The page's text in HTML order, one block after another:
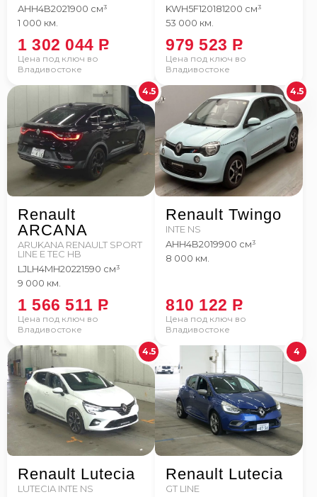
AHH4B2021900 см³
1 000 км.
Цена под ключ во
Владивостоке
1 302 044 P
KWH5F120181200 см³
53 000 км.
Цена под ключ во
Владивостоке
979 523 P
4.5
Renault
ARCANA
ARUKANA RENAULT SPORT
LINE E TEC HB
LJLH4MH20221590 см³
9 000 км.
Цена под ключ во
Владивостоке
1 566 511 P
4.5
Renault Twingo
INTE NS
AHH4B2019900 см³
8 000 км.
Цена под ключ во
Владивостоке
810 122 P
4.5
Renault Lutecia
LUTECIA INTE NS
4
Renault Lutecia
GT LINE